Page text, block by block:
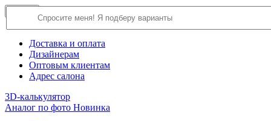
О компании
Доставка и оплата
Дизайнерам
Оптовым клиентам
Адрес салона
3D-калькулятор
Аналог по фото Новинка